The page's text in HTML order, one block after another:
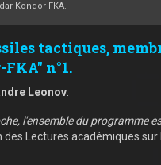
Kondor-FKA.
tactiques,
n°1.
Leonov.
l'ensemble du programme
Lectures académiques